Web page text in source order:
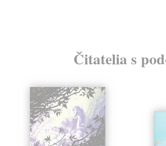
Čitatelia s